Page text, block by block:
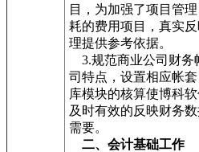
目，为加强了项目管
耗的费用项目，真实
理提供参考依据。
3.规范商业公司财务
司特点，设置相应帐
库模块的核算使博科
及时有效的反映财务
需要。
二、会计基础工作